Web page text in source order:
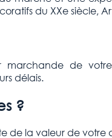
du XXe siècle,
marchande de
délais.
?
de la valeur de